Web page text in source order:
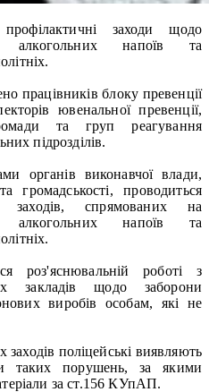
заходи щодо
алкогольних напоїв та
працівників блоку превенції
ювенальної превенції,
та груп реагування
підрозділів.
органів виконавчої влади,
громадськості, проводиться
заходів, спрямованих на
алкогольних напоїв та
роз'яснювальній роботі з
закладів щодо заборони
виробів особам, які не
заходів поліцейські виявляють
таких порушень, за якими
за ст.156 КУпАП.